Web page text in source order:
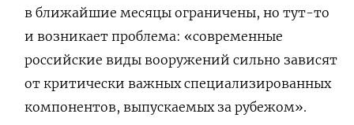
в ближайшие месяцы ограничены, но тут-то
и возникает проблема: «современные
российские виды вооружений сильно зависят
от критически важных специализированных
компонентов, выпускаемых за рубежом».